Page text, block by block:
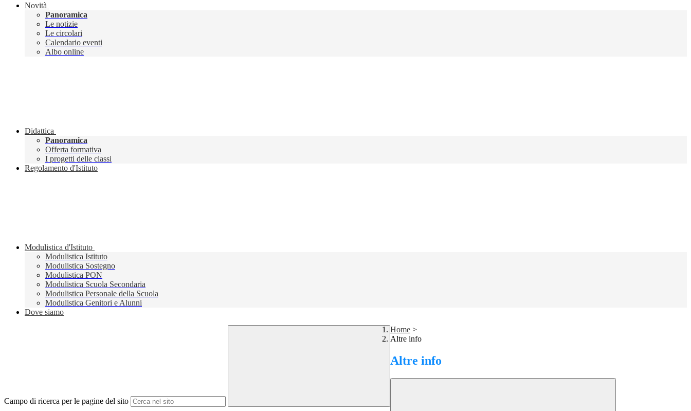
Novità
Panoramica
Le notizie
Le circolari
Calendario eventi
Albo online
Didattica
Panoramica
Offerta formativa
I progetti delle classi
Regolamento d'Istituto
Modulistica d'Istituto
Modulistica Istituto
Modulistica Sostegno
Modulistica PON
Modulistica Scuola Secondaria
Modulistica Personale della Scuola
Modulistica Genitori e Alunni
Dove siamo
Campo di ricerca per le pagine del sito
Home >
Altre info
Altre info